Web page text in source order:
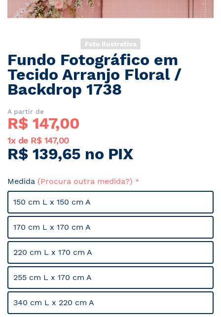
Foto Ilustrativa
Saltar
para
o
início
Galeria
de
imagens
Fundo Fotográfico em
Tecido Arranjo Floral /
Backdrop 1738
A partir de
R$ 147,00
1x de R$ 147,00
R$ 139,65 no PIX
Medida (Procura outra medida?)
150 cm L x 150 cm A
170 cm L x 170 cm A
220 cm L x 170 cm A
255 cm L x 170 cm A
340 cm L x 220 cm A